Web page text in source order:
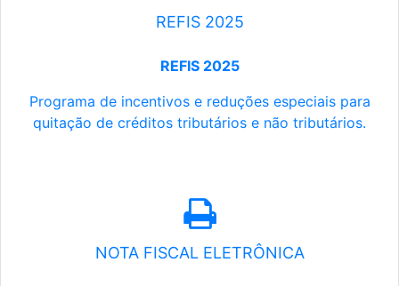
REFIS 2025
REFIS 2025
Programa de incentivos e reduções especiais para
quitação de créditos tributários e não tributários.
NOTA FISCAL ELETRÔNICA